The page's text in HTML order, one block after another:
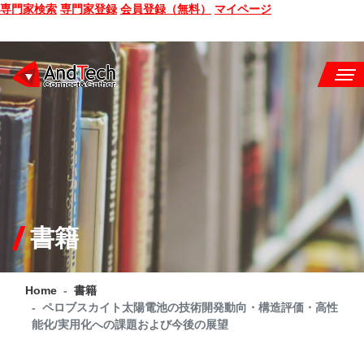
専門家検索 専門家登録 会員登録（無料） マイページ
SEMINAR
BOOK
CONSULTING
SERVICE
COMPANY
Q&A
SITE MAP
書籍
Home
書籍
ペロブスカイト太陽電池の技術開発動向・構造評価・高性
能化/実用化への課題および今後の展望